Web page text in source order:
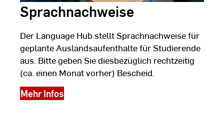
Sprachnachweise
Der Language Hub stellt Sprachnachweise für
geplante Auslandsaufenthalte für Studierende
aus. Bitte geben Sie diesbezüglich rechtzeitig
(ca. einen Monat vorher) Bescheid.
Mehr Infos